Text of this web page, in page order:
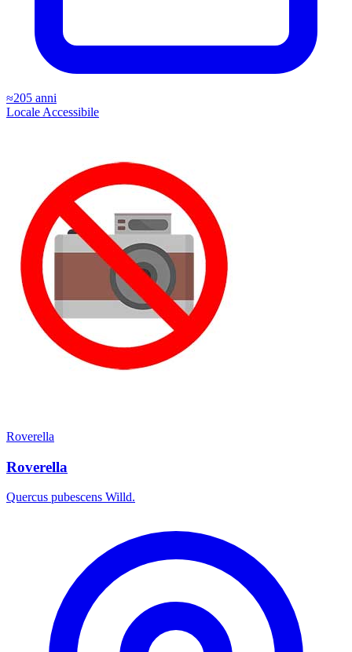
≈205 anni
Locale Accessibile
Roverella
Roverella
Quercus pubescens Willd.